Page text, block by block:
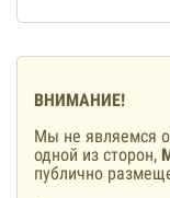
ВНИМАНИЕ!
Мы не являемся
одной из сторон,
публично